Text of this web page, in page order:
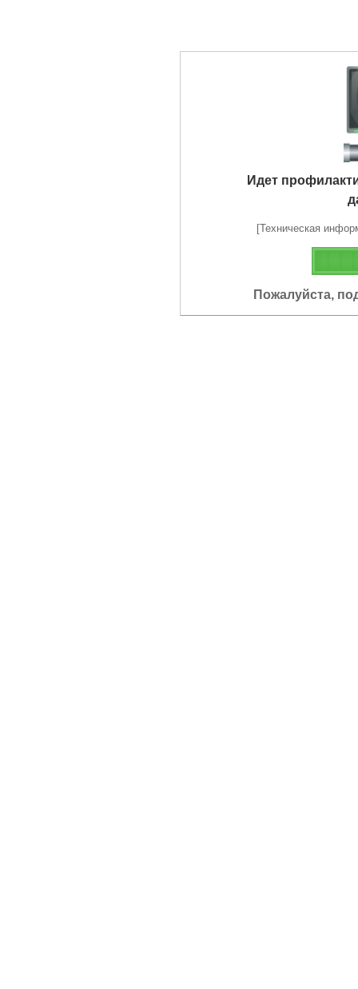
Идет
[Техническая
Пожалуйста,